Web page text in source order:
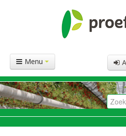
Menu